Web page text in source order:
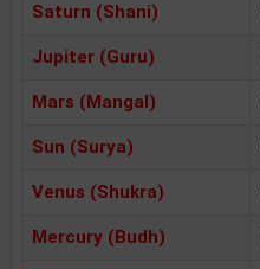
Saturn (Shani)
Jupiter (Guru)
Mars (Mangal)
Sun (Surya)
Venus (Shukra)
Mercury (Budh)